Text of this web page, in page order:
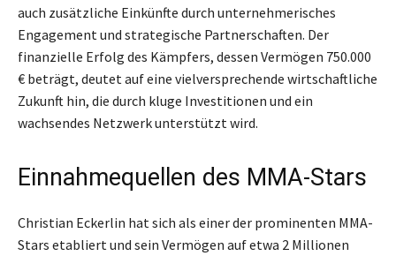
auch zusätzliche Einkünfte durch unternehmerisches
Engagement und strategische Partnerschaften. Der
finanzielle Erfolg des Kämpfers, dessen Vermögen 750.000
€ beträgt, deutet auf eine vielversprechende wirtschaftliche
Zukunft hin, die durch kluge Investitionen und ein
wachsendes Netzwerk unterstützt wird.
Einnahmequellen des MMA-Stars
Christian Eckerlin hat sich als einer der prominenten MMA-
Stars etabliert und sein Vermögen auf etwa 2 Millionen